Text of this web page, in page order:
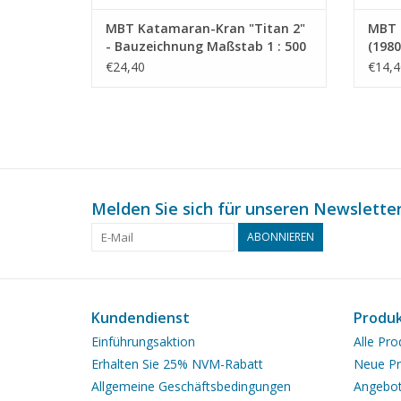
MBT Katamaran-Kran "Titan 2"
- Bauzeichnung Maßstab 1 : 500
(10.19.016)
€24,40
Melden Sie sich für unseren
ABONNIEREN
Kundendienst
Einführungsaktion
Erhalten Sie 25% NVM-Rabatt
Allgemeine Geschäftsbedingungen
Alle
Neue